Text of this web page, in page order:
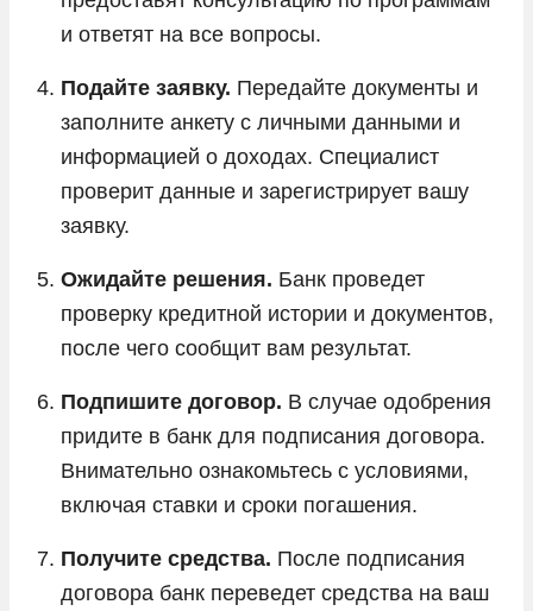
и ответят на все вопросы.
Подайте заявку. Передайте документы и
заполните анкету с личными данными и
информацией о доходах. Специалист
проверит данные и зарегистрирует вашу
заявку.
Ожидайте решения. Банк проведет
проверку кредитной истории и документов,
после чего сообщит вам результат.
Подпишите договор. В случае одобрения
придите в банк для подписания договора.
Внимательно ознакомьтесь с условиями,
включая ставки и сроки погашения.
Получите средства. После подписания
договора банк переведет средства на ваш